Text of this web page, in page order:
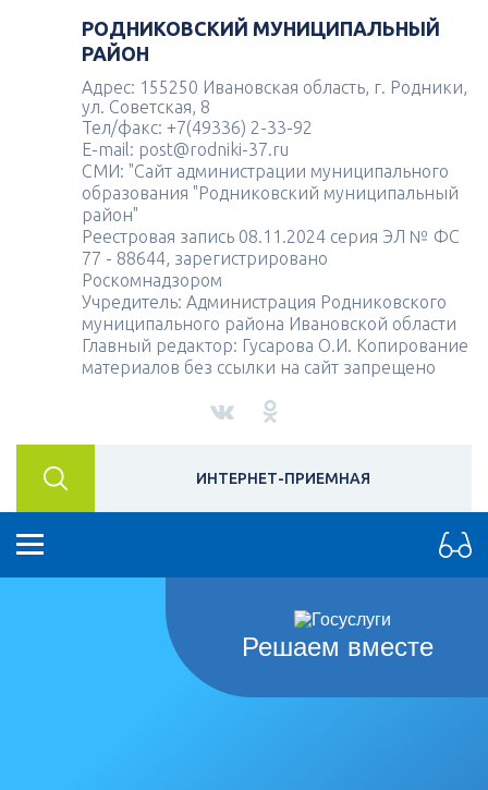
РОДНИКОВСКИЙ МУНИЦИПАЛЬНЫЙ
РАЙОН
Адрес: 155250 Ивановская область, г. Родники,
ул. Советская, 8
Тел/факс: +7(49336) 2-33-92
E-mail: post@rodniki-37.ru
СМИ: "Сайт администрации муниципального
образования "Родниковский муниципальный
район"
Реестровая запись 08.11.2024 серия ЭЛ № ФС
77 - 88644, зарегистрировано
Роскомнадзором
Учредитель: Администрация Родниковского
муниципального района Ивановской области
Главный редактор: Гусарова О.И. Копирование
материалов без ссылки на сайт запрещено
ИНТЕРНЕТ-ПРИЕМНАЯ
Решаем вместе